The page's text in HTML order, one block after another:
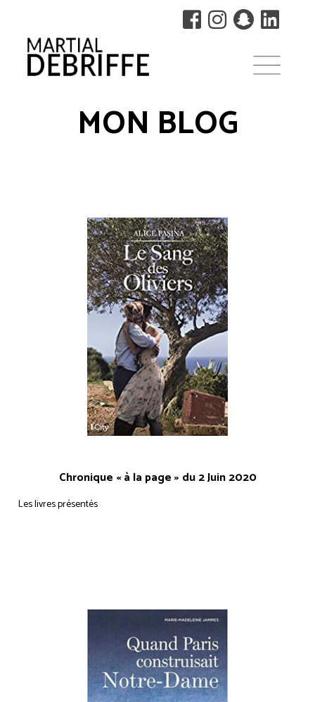
MON BLOG
Chronique « à la page » du 2 Juin 2020
Les livres présentés